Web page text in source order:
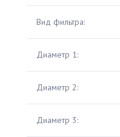
Вид фильтра:
Диаметр 1:
Диаметр 2:
Диаметр 3: